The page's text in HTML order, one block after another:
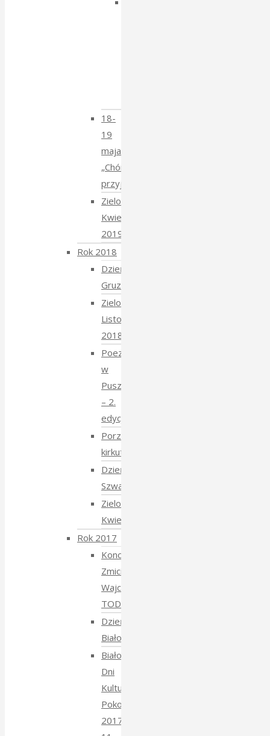
18-
19
maja
„Chór
przyjechał”
Zielony
Kwiecień
2019
Rok 2018
Dzień
Gruziński
Zielony
Listopad
2018
Poezja
w
Puszczy
– 2.
edycja
Porządkowanie
kirkutu
Dzień
Szwajcarski
Zielony
Kwiecień
Rok 2017
Koncert
Zmiciera
Wajciuszkiewicza
TODARA
Dzień
Białoruski
Białowieskie
Dni
Kultury
Pokoju
2017